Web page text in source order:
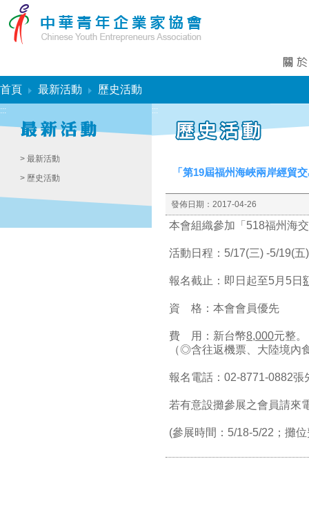
首頁 最新活動 歷史活動
:::
> 最新活動
> 歷史活動
:::
「第19屆福州海峽兩岸經貿
發佈日期： 2017-04-26
本會組織參加「518福州海
活動日程：5/17(三) -5/19(
報名截止：即日起至5月5日
資 格：本會會員優先
費 用：新台幣8,000元整。
（◎含往返機票、大陸境內
報名電話：02-8771-0882張
若有意設攤參展之會員請來
(參展時間：5/18-5/22；攤